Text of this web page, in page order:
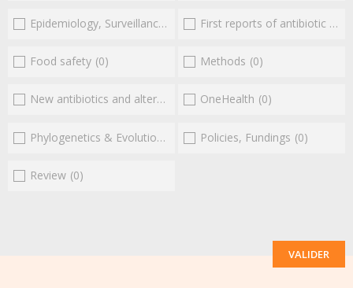
Epidemiology, Surveillance First reports of antibiotic resistance
Food safety (0) Methods (0)
New antibiotics and alternatives (0)
OneHealth (0)
Phylogenetics & Evolution Policies, Fundings (0)
Review (0)
VALIDER